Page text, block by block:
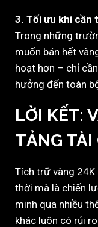
3. Tối ưu khi cần
Trong những
muốn bán hết
hoạt hơn – chỉ
hưởng đến toàn
LỜI KẾT:
TẢNG TÀI
Tích trữ vàng
thời mà là chiến
minh qua nhiều
khác luôn có rủi